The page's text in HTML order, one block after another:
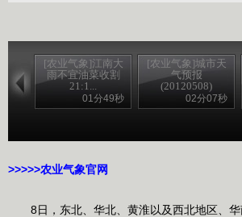
[农业气象]江南大
雨不宜油菜收割
21:1...
01分49秒
[农业气象]城市天
气预报
(20120508)
02分07秒
>>>>>农业气象官网
8日，东北、华北、黄淮以及西北地区、华